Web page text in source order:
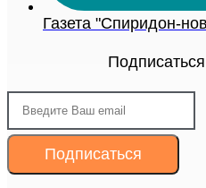
Газета "Спиридон-
Подписаться